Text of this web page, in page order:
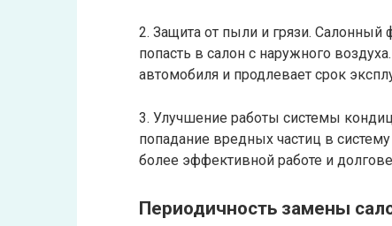
2. Защита от пыли и грязи. Салонный
попасть в салон с наружного
автомобиля и продлевает срок
3. Улучшение работы системы
попадание вредных частиц в
более эффективной работе и
Периодичность замены